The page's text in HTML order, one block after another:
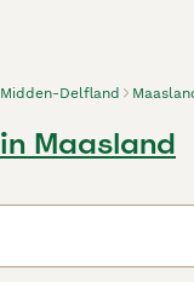
Midden-Delfland
in Maasland